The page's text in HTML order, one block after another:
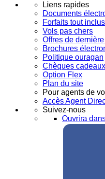
Liens rapides
Documents
Forfaits tout
Vols pas chers
Offres de
Brochures
Politique ouragan
Chèques cadeaux
Option Flex
Plan du site
Pour agents de
Accès Agent
Suivez-nous
Ouvrira